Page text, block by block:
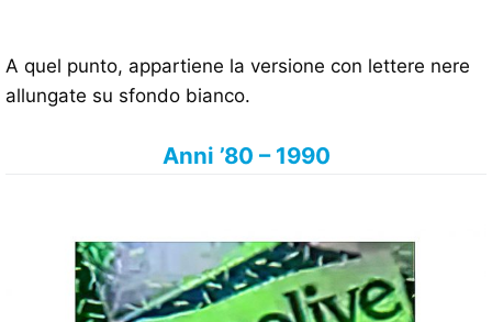
A quel punto, appartiene la versione con lettere nere
allungate su sfondo bianco.
Anni ’80 – 1990